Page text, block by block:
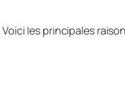
les principales